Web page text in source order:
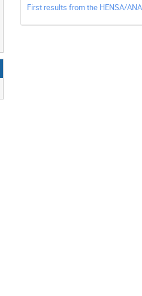
First results from the HENSA/